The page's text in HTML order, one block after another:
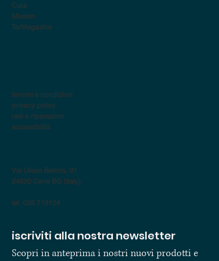
Cura
Mission
TarMagazine
termini e condizioni
privacy policy
resi e riparazioni
accessibilità
Via Ulisse Bellora, 91
24020 Cene BG (italy)
tel. 035 719124
iscriviti alla nostra newsletter
Scopri in anteprima i nostri nuovi prodotti e